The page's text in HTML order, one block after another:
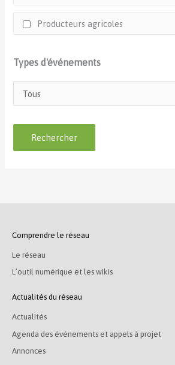
Producteurs agricoles
Types d'événements
Comprendre le réseau
Le réseau
L’outil numérique et les wikis
Actualités du réseau
Actualités
Agenda des événements et appels à projet
Annonces